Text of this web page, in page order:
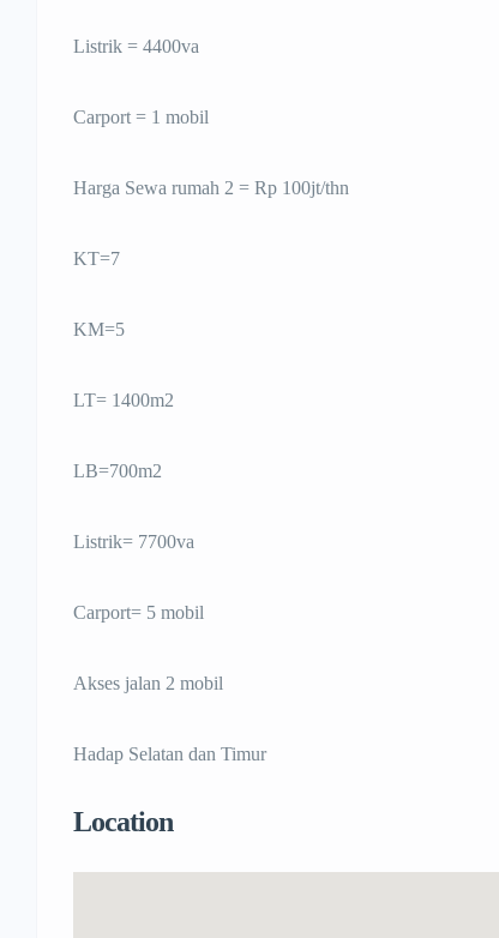
Listrik = 4400va
Carport = 1 mobil
Harga Sewa rumah 2 = Rp 100jt/thn
KT=7
KM=5
LT= 1400m2
LB=700m2
Listrik= 7700va
Carport= 5 mobil
Akses jalan 2 mobil
Hadap Selatan dan Timur
Location